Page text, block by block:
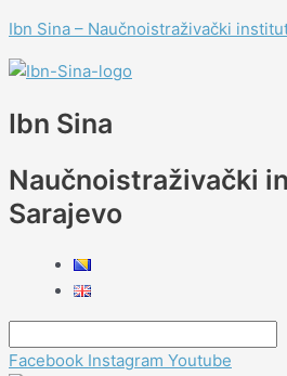
to
content
Ibn Sina – Naučnoistraživački
Ibn Sina
Naučnoistraživački
Sarajevo
Facebook Instagram Youtube
članaka
here..